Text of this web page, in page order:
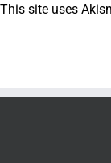
This site uses